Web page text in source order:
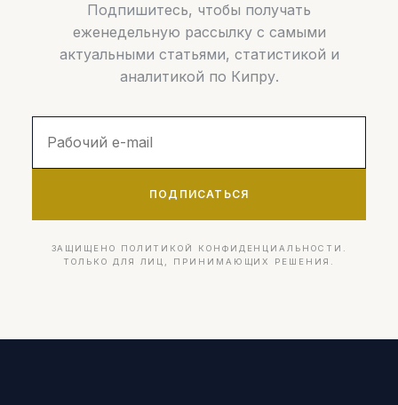
Подпишитесь, чтобы получать
еженедельную рассылку с самыми
актуальными статьями, статистикой и
аналитикой по Кипру.
ПОДПИСАТЬСЯ
ЗАЩИЩЕНО ПОЛИТИКОЙ КОНФИДЕНЦИАЛЬНОСТИ.
ТОЛЬКО ДЛЯ ЛИЦ, ПРИНИМАЮЩИХ РЕШЕНИЯ.